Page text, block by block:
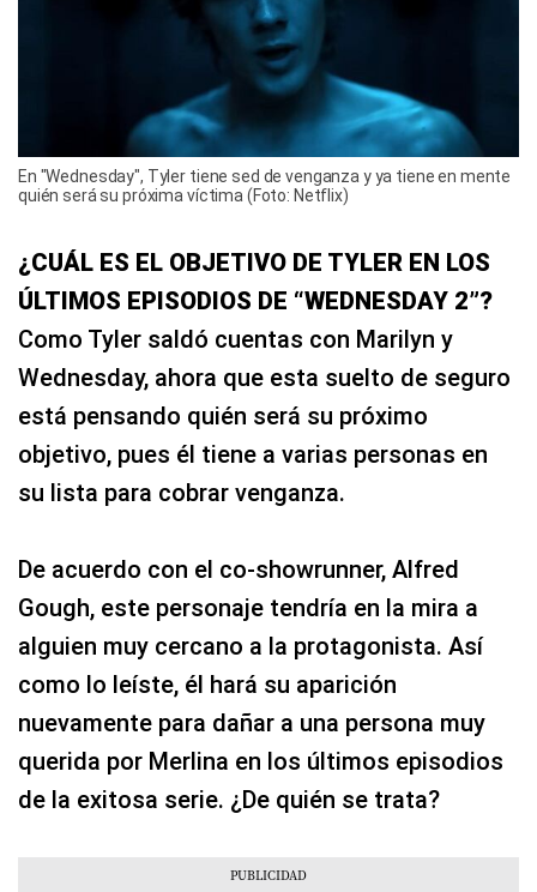
En "Wednesday", Tyler tiene sed de venganza y ya tiene en mente
quién será su próxima víctima (Foto: Netflix)
¿CUÁL ES EL OBJETIVO DE TYLER EN LOS
ÚLTIMOS EPISODIOS DE “WEDNESDAY 2”?
Como Tyler saldó cuentas con Marilyn y
Wednesday, ahora que esta suelto de seguro
está pensando quién será su próximo
objetivo, pues él tiene a varias personas en
su lista para cobrar venganza.
De acuerdo con el co-showrunner, Alfred
Gough, este personaje tendría en la mira a
alguien muy cercano a la protagonista. Así
como lo leíste, él hará su aparición
nuevamente para dañar a una persona muy
querida por Merlina en los últimos episodios
de la exitosa serie. ¿De quién se trata?